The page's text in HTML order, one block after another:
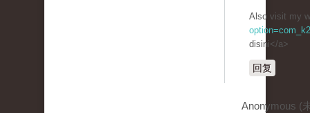
Also visit my
disini</a>
回复
Anonymous (